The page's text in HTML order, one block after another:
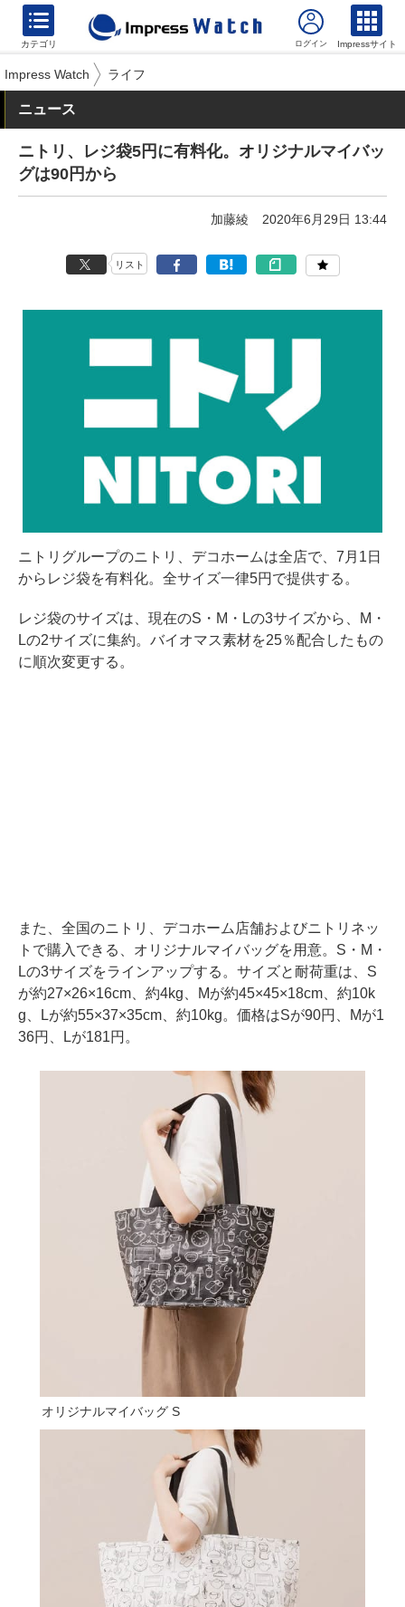
カテゴリ Impressサイト
Impress Watch ライフ
ニュース
ニトリ、レジ袋5円に有料化。オリジナルマイバッ
グは90円から
加藤綾 2020年6月29日 13:44
リスト
ニトリグループのニトリ、デコホームは全店で、7月1日
からレジ袋を有料化。全サイズ一律5円で提供する。
レジ袋のサイズは、現在のS・M・Lの3サイズから、M・
Lの2サイズに集約。バイオマス素材を25％配合したもの
に順次変更する。
また、全国のニトリ、デコホーム店舗およびニトリネッ
トで購入できる、オリジナルマイバッグを用意。S・M・
Lの3サイズをラインアップする。サイズと耐荷重は、S
が約27×26×16cm、約4kg、Mが約45×45×18cm、約10k
g、Lが約55×37×35cm、約10kg。価格はSが90円、Mが1
36円、Lが181円。
オリジナルマイバッグ S